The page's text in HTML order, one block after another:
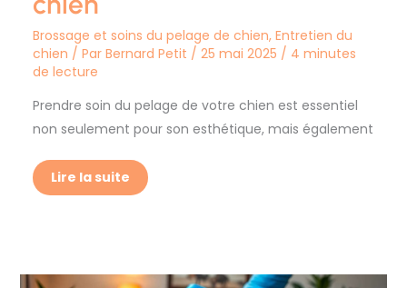
Brossage et soins du pelage de chien, Entretien du
chien / Par Bernard Petit / 25 mai 2025 / 4 minutes
de lecture
Prendre soin du pelage de votre chien est essentiel
non seulement pour son esthétique, mais également
Lire la suite